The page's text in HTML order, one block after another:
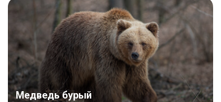
Медведь бурый